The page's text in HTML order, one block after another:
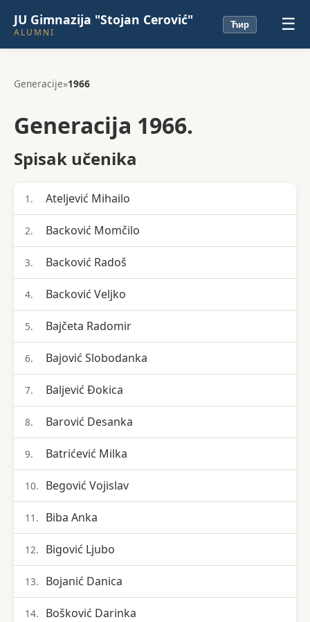
JU Gimnazija "Stojan Cerović"
ALUMNI
Ћир ☰
Generacije»1966
Generacija 1966.
Spisak učenika
1. Ateljević Mihailo
2. Backović Momčilo
3. Backović Radoš
4. Backović Veljko
5. Bajčeta Radomir
6. Bajović Slobodanka
7. Baljević Đokica
8. Barović Desanka
9. Batrićević Milka
10. Begović Vojislav
11. Biba Anka
12. Bigović Ljubo
13. Bojanić Danica
14. Bošković Darinka